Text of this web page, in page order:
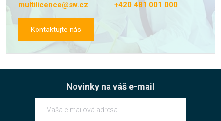
multilicence@sw.cz
+420 481 001 000
Kontaktujte nás
Novinky na váš e-mail